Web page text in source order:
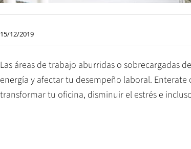
15/12/2019
Las áreas de trabajo aburridas o sobrecargadas
energía y afectar tu desempeño laboral.
transformar tu oficina, disminuir el estrés e